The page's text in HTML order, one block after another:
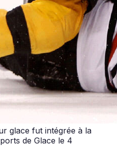
glace fut intégrée à la
de Glace le 4